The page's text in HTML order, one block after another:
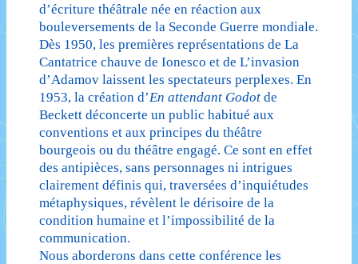
d’écriture théâtrale née en réaction aux
bouleversements de la Seconde Guerre mondiale.
Dès 1950, les premières représentations de La
Cantatrice chauve de Ionesco et de L’invasion
d’Adamov laissent les spectateurs perplexes. En
1953, la création d’En attendant Godot de
Beckett déconcerte un public habitué aux
conventions et aux principes du théâtre
bourgeois ou du théâtre engagé. Ce sont en effet
des antipièces, sans personnages ni intrigues
clairement définis qui, traversées d’inquiétudes
métaphysiques, révèlent le dérisoire de la
condition humaine et l’impossibilité de la
communication.
Nous aborderons dans cette conférence les